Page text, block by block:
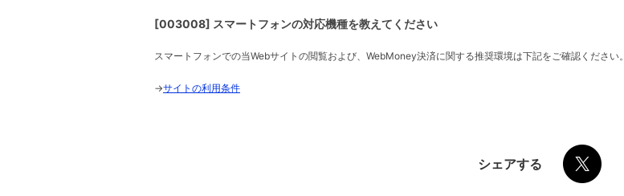
[003008] スマートフォンの対応機種を教えてください
スマートフォンでの当Webサイトの閲覧および、WebMoney決済に関する推奨環境は下記をご確認ください。
→サイトの利用条件
シェアする